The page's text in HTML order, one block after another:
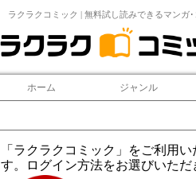
ラクラクコミック | 無料試し読みできるマンガ
ホーム ジャンル
「ラクラクコミック」をご利用
す。ログイン方法をお選びいただ